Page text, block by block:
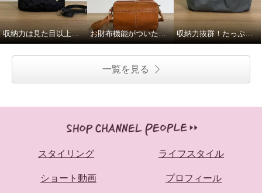
収納力は見た目以上！夏の必需品はしっかり入ります！ お財布機能がついたショルダーバッグ 収納力抜群！たっぷり入る軽〜いバッグ！
一覧を見る
スタイリング ライフスタイル
ショート動画 プロフィール